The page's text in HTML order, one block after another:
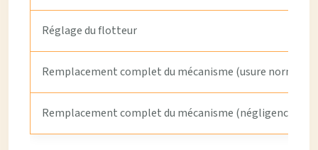
Réglage du flotteur
Remplacement complet du mécanisme (usure normale)
Remplacement complet du mécanisme (négligence du